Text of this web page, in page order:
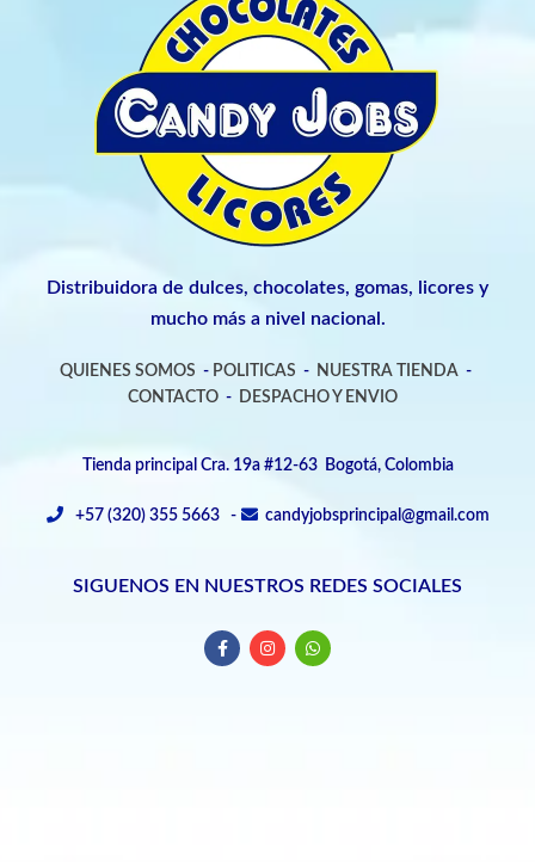
Distribuidora de dulces, chocolates, gomas, licores y
mucho más a nivel nacional.
QUIENES SOMOS - POLITICAS - NUESTRA TIENDA -
CONTACTO- DESPACHO Y ENVIO
Tienda principal Cra. 19a #12-63 Bogotá, Colombia
+57 (320) 355 5663 - candyjobsprincipal@gmail.com
SIGUENOS EN NUESTROS REDES SOCIALES